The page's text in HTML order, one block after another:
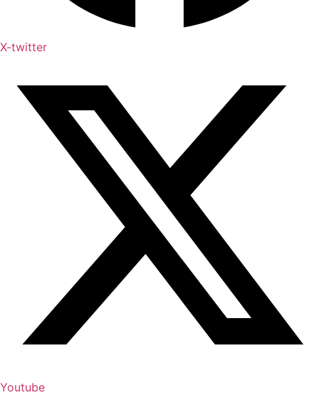
X-twitter
Youtube